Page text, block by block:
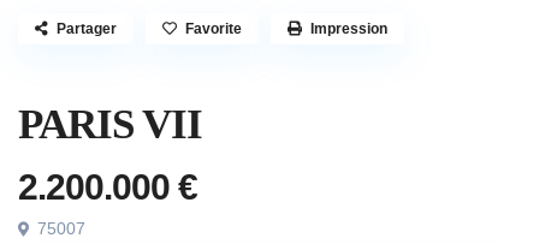
PARIS VII
2.200.000 €
75007
Partager Favorite Impression